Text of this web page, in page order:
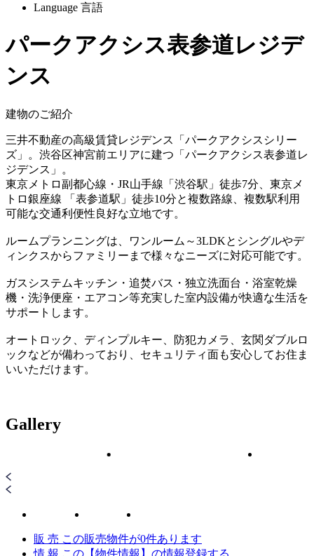
Language 言語
パークアクシス表参道レジデ
ンス
建物のご紹介
三井不動産の高級賃貸レジデンス「パークアクシスシリー
ズ」。渋谷区神宮前エリアに建つ「パークアクシス表参道レ
ジデンス」。
東京メトロ副都心線・JR山手線「渋谷駅」徒歩7分、東京メ
トロ銀座線 「表参道駅」徒歩10分と複数路線、複数駅利用
可能な交通利便性良好な立地です。
ルームプランニングは、ワンルーム～3LDKとシングルやデ
ィンクスからファミリーまで様々なニーズに対応可能です。
ガスシステムキッチン・追焚バス・独立洗面台・浴室乾燥
機・洗浄便座・エアコン等充実した室内設備が快適な生活を
サポートします。
オートロック、ディンプルキー、防犯カメラ、玄関ダブルロ
ックなどが備わっており、セキュリティ面も安心してお住ま
いいただけます。
Gallery
販 売 この販売物件が0件あります
情 報 この【物件情報】の情報登録する